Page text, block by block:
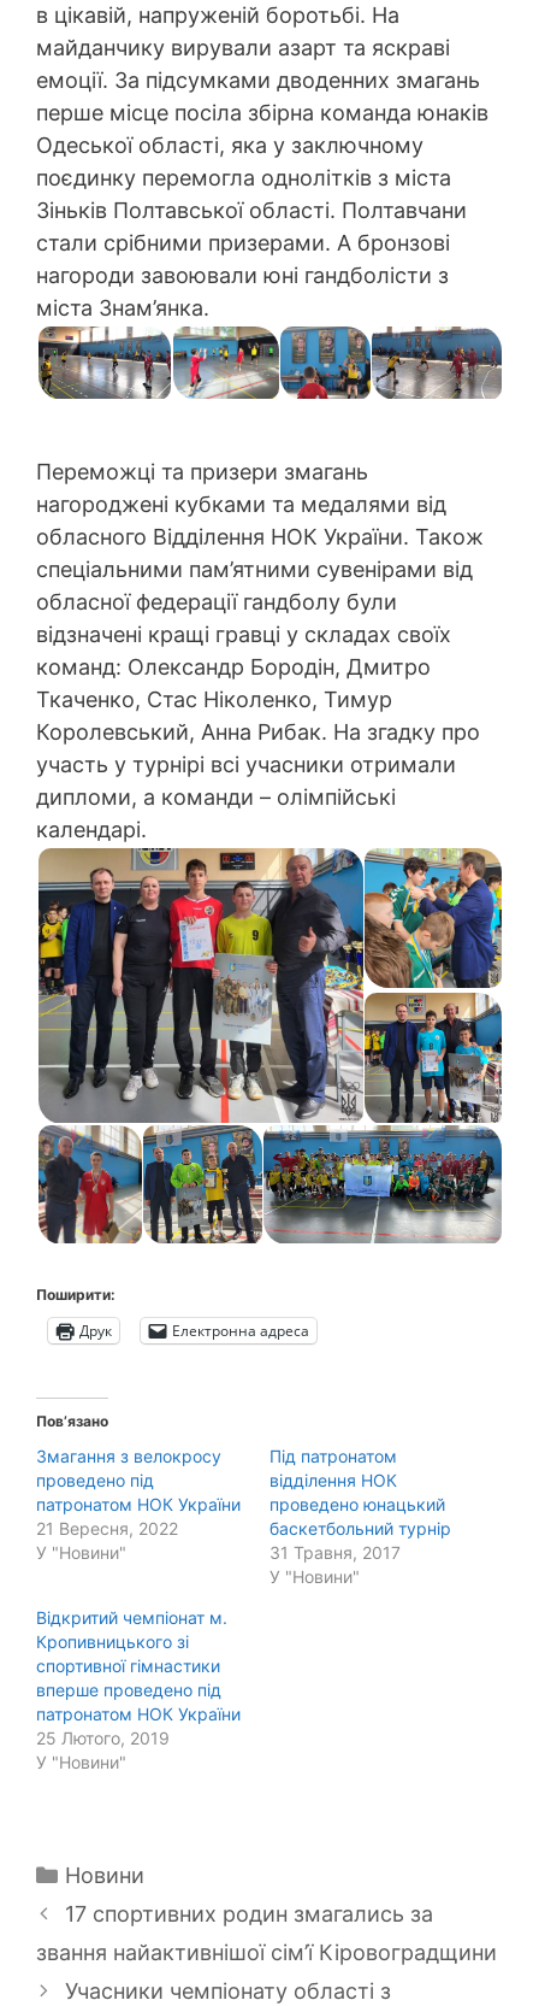
в цікавій, напруженій боротьбі. На
майданчику вирували азарт та яскраві
емоції. За підсумками дводенних змагань
перше місце посіла збірна команда юнаків
Одеської області, яка у заключному
поєдинку перемогла однолітків з міста
Зіньків Полтавської області. Полтавчани
стали срібними призерами. А бронзові
нагороди завоювали юні гандболісти з
міста Знам’янка.
Переможці та призери змагань
нагороджені кубками та медалями від
обласного Відділення НОК України. Також
спеціальними пам’ятними сувенірами від
обласної федерації гандболу були
відзначені кращі гравці у складах своїх
команд: Олександр Бородін, Дмитро
Ткаченко, Стас Ніколенко, Тимур
Королевський, Анна Рибак. На згадку про
участь у турнірі всі учасники отримали
дипломи, а команди – олімпійські
календарі.
Поширити:
Друк Електронна адреса
Пов’язано
Змагання з велокросу
проведено під
патронатом НОК України
21 Вересня, 2022
У "Новини"
Під патронатом
відділення НОК
проведено юнацький
баскетбольний турнір
31 Травня, 2017
У "Новини"
Відкритий чемпіонат м.
Кропивницького зі
спортивної гімнастики
вперше проведено під
патронатом НОК України
25 Лютого, 2019
У "Новини"
Категорії
Новини
17 спортивних родин змагались за
звання найактивнішої сім’ї Кіровоградщини
Учасники чемпіонату області з